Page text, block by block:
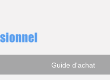
Guide d'achat